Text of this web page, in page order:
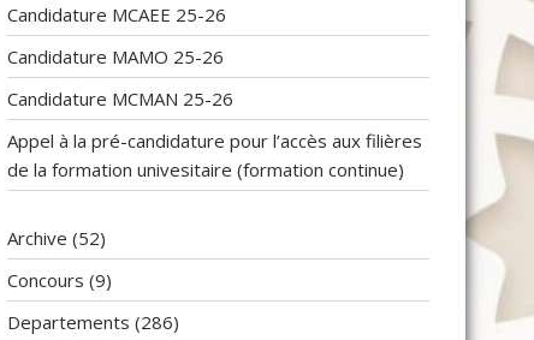
Candidature MCAEE 25-26
Candidature MAMO 25-26
Candidature MCMAN 25-26
Appel à la pré-candidature pour l’accès aux filières
de la formation univesitaire (formation continue)
Archive (52)
Concours (9)
Departements (286)